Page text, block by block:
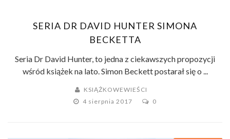
SERIA DR DAVID HUNTER SIMONA
BECKETTA
Seria Dr David Hunter, to jedna z ciekawszych propozycji
wśród książek na lato. Simon Beckett postarał się o ...
KSIĄŻKOWEWIEŚCI
4 sierpnia 2017
0